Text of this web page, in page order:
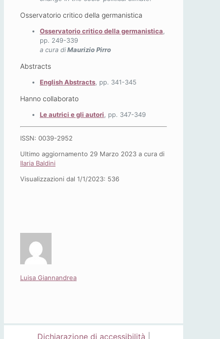
Osservatorio critico della germanistica
Osservatorio critico della germanistica,
pp. 249-339
a cura diMaurizio Pirro
Abstracts
English Abstracts, pp. 341-345
Hanno collaborato
Le autrici e gli autori, pp. 347-349
ISSN: 0039-2952
Ultimo aggiornamento 29 Marzo 2023 a cura di
Ilaria Baldini
Visualizzazioni dal 1/1/2023: 536
Luisa Giannandrea
Dichiarazione di accessibilità